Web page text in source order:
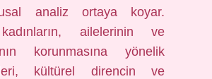
analiz ortaya koyar.
ailelerinin ve
korunmasına yönelik
kültürel direncin ve